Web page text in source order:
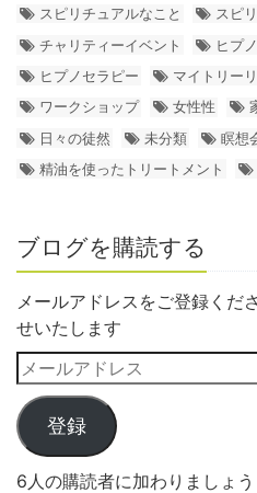
スピリチュアルなこと スピ
チャリティーイベント
ヒプ
ヒプノセラピー
マイトリー
ワークショップ
女性性
日々の徒然
未分類 瞑想
精油を使ったトリートメント
ブログを購読する
メールアドレスをご登録くだ
せいたします
登録
6人の購読者に加わりましょう